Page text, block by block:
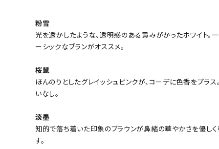
粉雪
光を透かしたような、透明感のある黄みがかったホワイト
ーシックなブランがオススメ。
桜鼠
ほんのりとしたグレイッシュピンクが、コーデに色香をプラ
いなし。
淡墨
知的で落ち着いた印象のブラウンが鼻緒の華やかさを優し
す。